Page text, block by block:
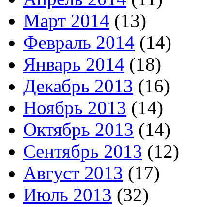
Март 2014 (13)
Февраль 2014 (14)
Январь 2014 (18)
Декабрь 2013 (16)
Ноябрь 2013 (14)
Октябрь 2013 (14)
Сентябрь 2013 (12)
Август 2013 (17)
Июль 2013 (32)